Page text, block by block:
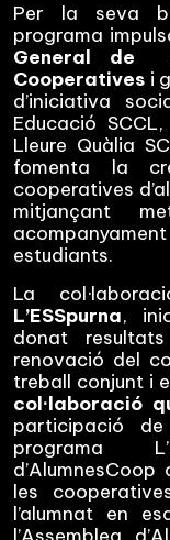
Per la seva
programa
General de
Cooperatives i
d’iniciativa
Educació
Lleure Quàlia
fomenta la
cooperatives
mitjançant
estudiants.
La
L’ESSpurna,
donat
renovació del
treball conjunt i
col·laboració
participació
programa
les
l’alumnat en
l’Assemblea